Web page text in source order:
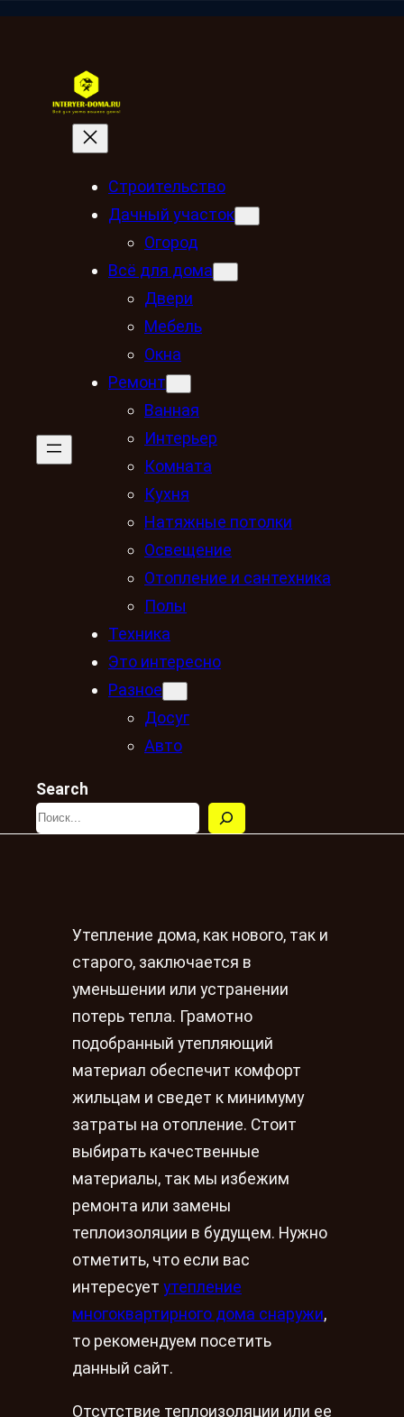
Строительство
Дачный участок
Огород
Всё для дома
Двери
Мебель
Окна
Ремонт
Ванная
Интерьер
Комната
Кухня
Натяжные потолки
Освещение
Отопление и сантехника
Полы
Техника
Это интересно
Разное
Досуг
Авто
Search
Утепление дома, как нового, так и
старого, заключается в
уменьшении или устранении
потерь тепла. Грамотно
подобранный утепляющий
материал обеспечит комфорт
жильцам и сведет к минимуму
затраты на отопление. Стоит
выбирать качественные
материалы, так мы избежим
ремонта или замены
теплоизоляции в будущем. Нужно
отметить, что если вас
интересует утепление
многоквартирного дома снаружи,
то рекомендуем посетить
данный сайт.
Отсутствие теплоизоляции или ее